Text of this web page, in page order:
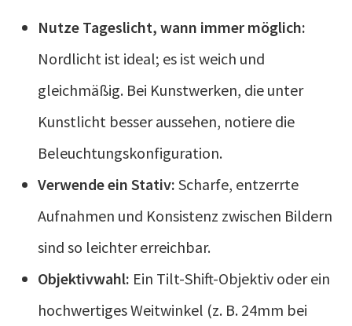
Nutze Tageslicht, wann immer möglich:
Nordlicht ist ideal; es ist weich und
gleichmäßig. Bei Kunstwerken, die unter
Kunstlicht besser aussehen, notiere die
Beleuchtungskonfiguration.
Verwende ein Stativ: Scharfe, entzerrte
Aufnahmen und Konsistenz zwischen Bildern
sind so leichter erreichbar.
Objektivwahl: Ein Tilt-Shift-Objektiv oder ein
hochwertiges Weitwinkel (z. B. 24mm bei